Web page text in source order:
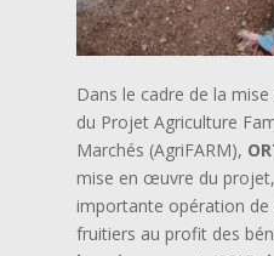
Dans le cadre de la
du Projet Agriculture
Marchés (AgriFARM),
mise en œuvre du
importante opération
fruitiers au profit des